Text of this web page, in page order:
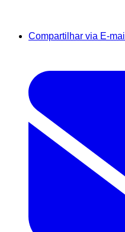
Compartilhar via E-mail